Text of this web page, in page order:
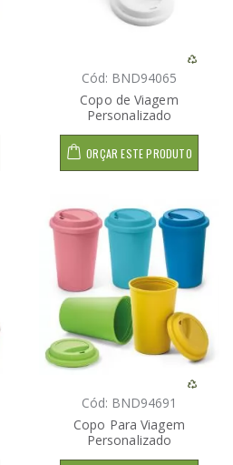
Cód: BND94065
Copo de Viagem
Personalizado
ORÇAR ESTE PRODUTO
Cód: BND94691
Copo Para Viagem
Personalizado